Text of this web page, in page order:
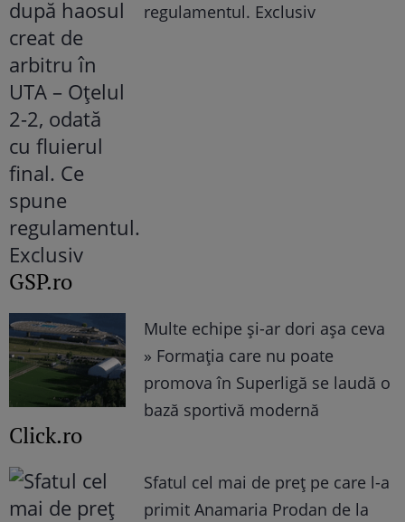
regulamentul. Exclusiv
GSP.ro
Multe echipe și-ar dori așa ceva
» Formația care nu poate
promova în Superligă se laudă o
bază sportivă modernă
Click.ro
Sfatul cel mai de preț pe care l-a
primit Anamaria Prodan de la